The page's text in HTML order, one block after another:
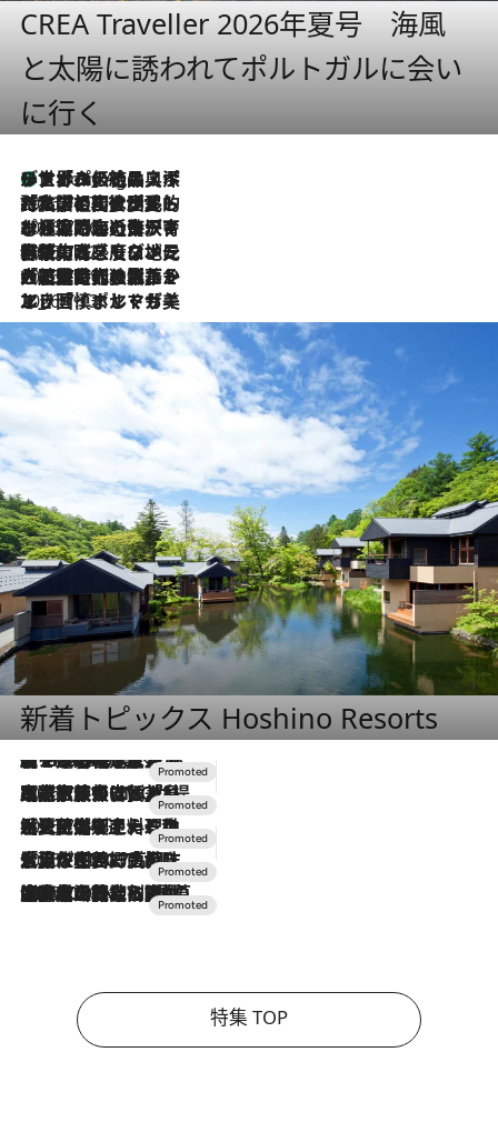
CREA Traveller 2026年夏号 海風
と太陽に誘われてポルトガルに会い
に行く
1 Hour Ago
リスボンの絶品スイーツ「パステル・デ・ナタ」とは？ポルトガル伝統の奥深い世界へ
2026.7.27
「私の祖国はポルトガル語です」国民的詩人フェルナンド・ペソアと、彼が愛した文学の街を歩く
2026.7.26
ポルトガル近海が育む極上の海の幸。キリリと冷えた白ワインと愉しむ、シーフード専門店の贅沢
2026.7.22
伝統の味をモダンに昇華。高感度な地元客が集う、リスボンの最旬ガストロノミー
2026.7.21
大航海時代の栄華から、震災、独裁、そして革命へ。ポルトガル・首都リスボンの石畳に刻まれた「歴史の光と影」
2026.7.13
エッセイ・ヤマザキマリ「慎ましくも美しき国 ポルトガル」
新着トピックス Hoshino Resorts
2026.8.7
【トンボの足水浴】ヒノキの香りに包まれて涼感マックス！約13℃の湧水かけ流しを避暑地「星野温泉 トンボの湯」で体験
2026.7.31
【ホテル帰省】という選択肢をOMOが提案。家族とほどよい距離を保つには「昼は実家、夜は気兼ねなくホテルで！」
2026.7.24
【夏限定ディナーコース】旬を迎える稚鮎や花ズッキーニなどをイタリア・トスカーナの郷土料理の手法で満喫！
2026.7.17
「土佐和ハーブかき氷」がOMO7高知に登場！生姜、山椒、大葉など目にも舌にも涼を呼ぶ郷土の味
2026.7.10
NEW OPEN！【界 草津】名湯の地に誕生。趣の異なる2種の温泉と上州ならではの会席・蕎麦割烹など美食を味わう究極の癒やし旅
特集 TOP